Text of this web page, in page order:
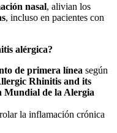
nasal, alivian los
, incluso en pacientes con
alérgica?
de primera línea según
Rhinitis and its
Mundial de la Alergia
la inflamación crónica